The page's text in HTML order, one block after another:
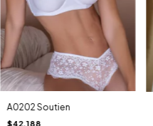
A0202 Soutien
$42.188